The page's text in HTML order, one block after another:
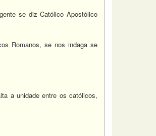
se diz Católico Apostólico
Romanos, se nos indaga se
a unidade entre os católicos,